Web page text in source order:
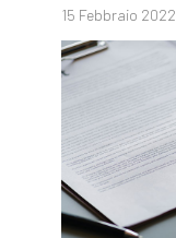
15 Febbraio 2022